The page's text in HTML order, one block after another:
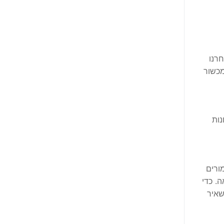
כדי